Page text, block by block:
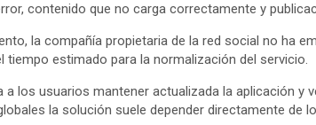
contenido que no carga correctamente y
la compañía propietaria de la red social no ha
tiempo estimado para la normalización del servicio.
a los usuarios mantener actualizada la aplicación y
la solución suele depender directamente de